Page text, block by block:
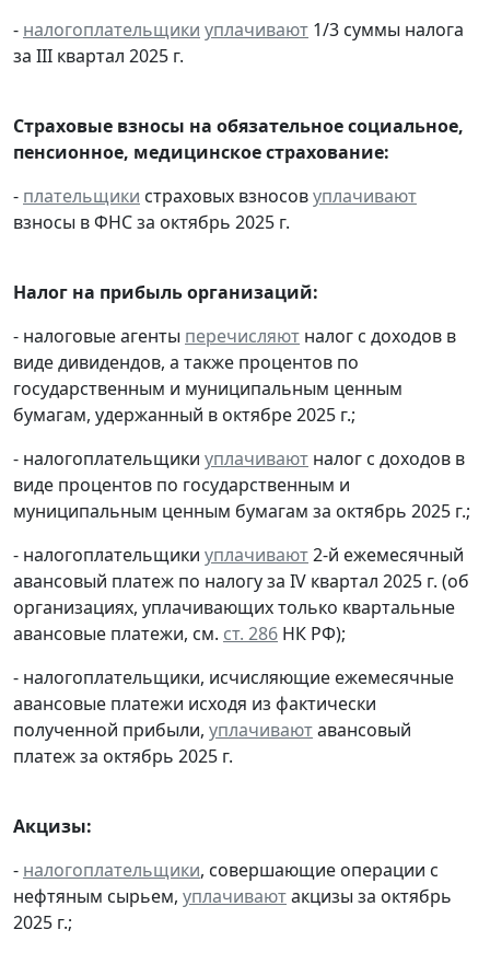
- налогоплательщики уплачивают 1/3 суммы налога
за III квартал 2025 г.
Страховые взносы на обязательное социальное,
пенсионное, медицинское страхование:
- плательщики страховых взносовуплачивают
взносы в ФНС за октябрь 2025 г.
Налог на прибыль организаций:
- налоговые агенты перечисляют налог с доходов в
виде дивидендов, а также процентов по
государственным и муниципальным ценным
бумагам, удержанный в октябре 2025 г.;
- налогоплательщики уплачивают налог с доходов в
виде процентов по государственным и
муниципальным ценным бумагам за октябрь 2025 г.;
- налогоплательщики уплачивают2-й ежемесячный
авансовый платеж по налогу за IV квартал 2025 г. (об
организациях, уплачивающих только квартальные
авансовые платежи, см. ст. 286 НК РФ);
- налогоплательщики, исчисляющие ежемесячные
авансовые платежи исходя из фактически
полученной прибыли, уплачиваютавансовый
платеж за октябрь 2025 г.
Акцизы:
- налогоплательщики, совершающие операции с
нефтяным сырьем, уплачиваютакцизы за октябрь
2025 г.;